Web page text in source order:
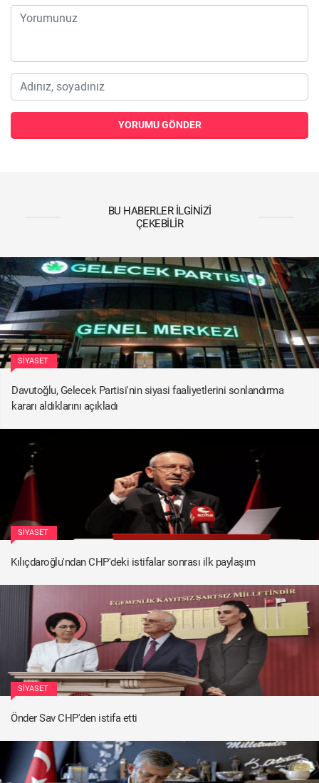
YORUMU GÖNDER
BU HABERLER İLGINIZI
ÇEKEBILIR
SIYASET
Davutoğlu, Gelecek Partisi'nin siyasi faaliyetlerini sonlandırma
kararı aldıklarını açıkladı
SIYASET
Kılıçdaroğlu'ndan CHP'deki istifalar sonrası ilk paylaşım
SIYASET
Önder Sav CHP'den istifa etti